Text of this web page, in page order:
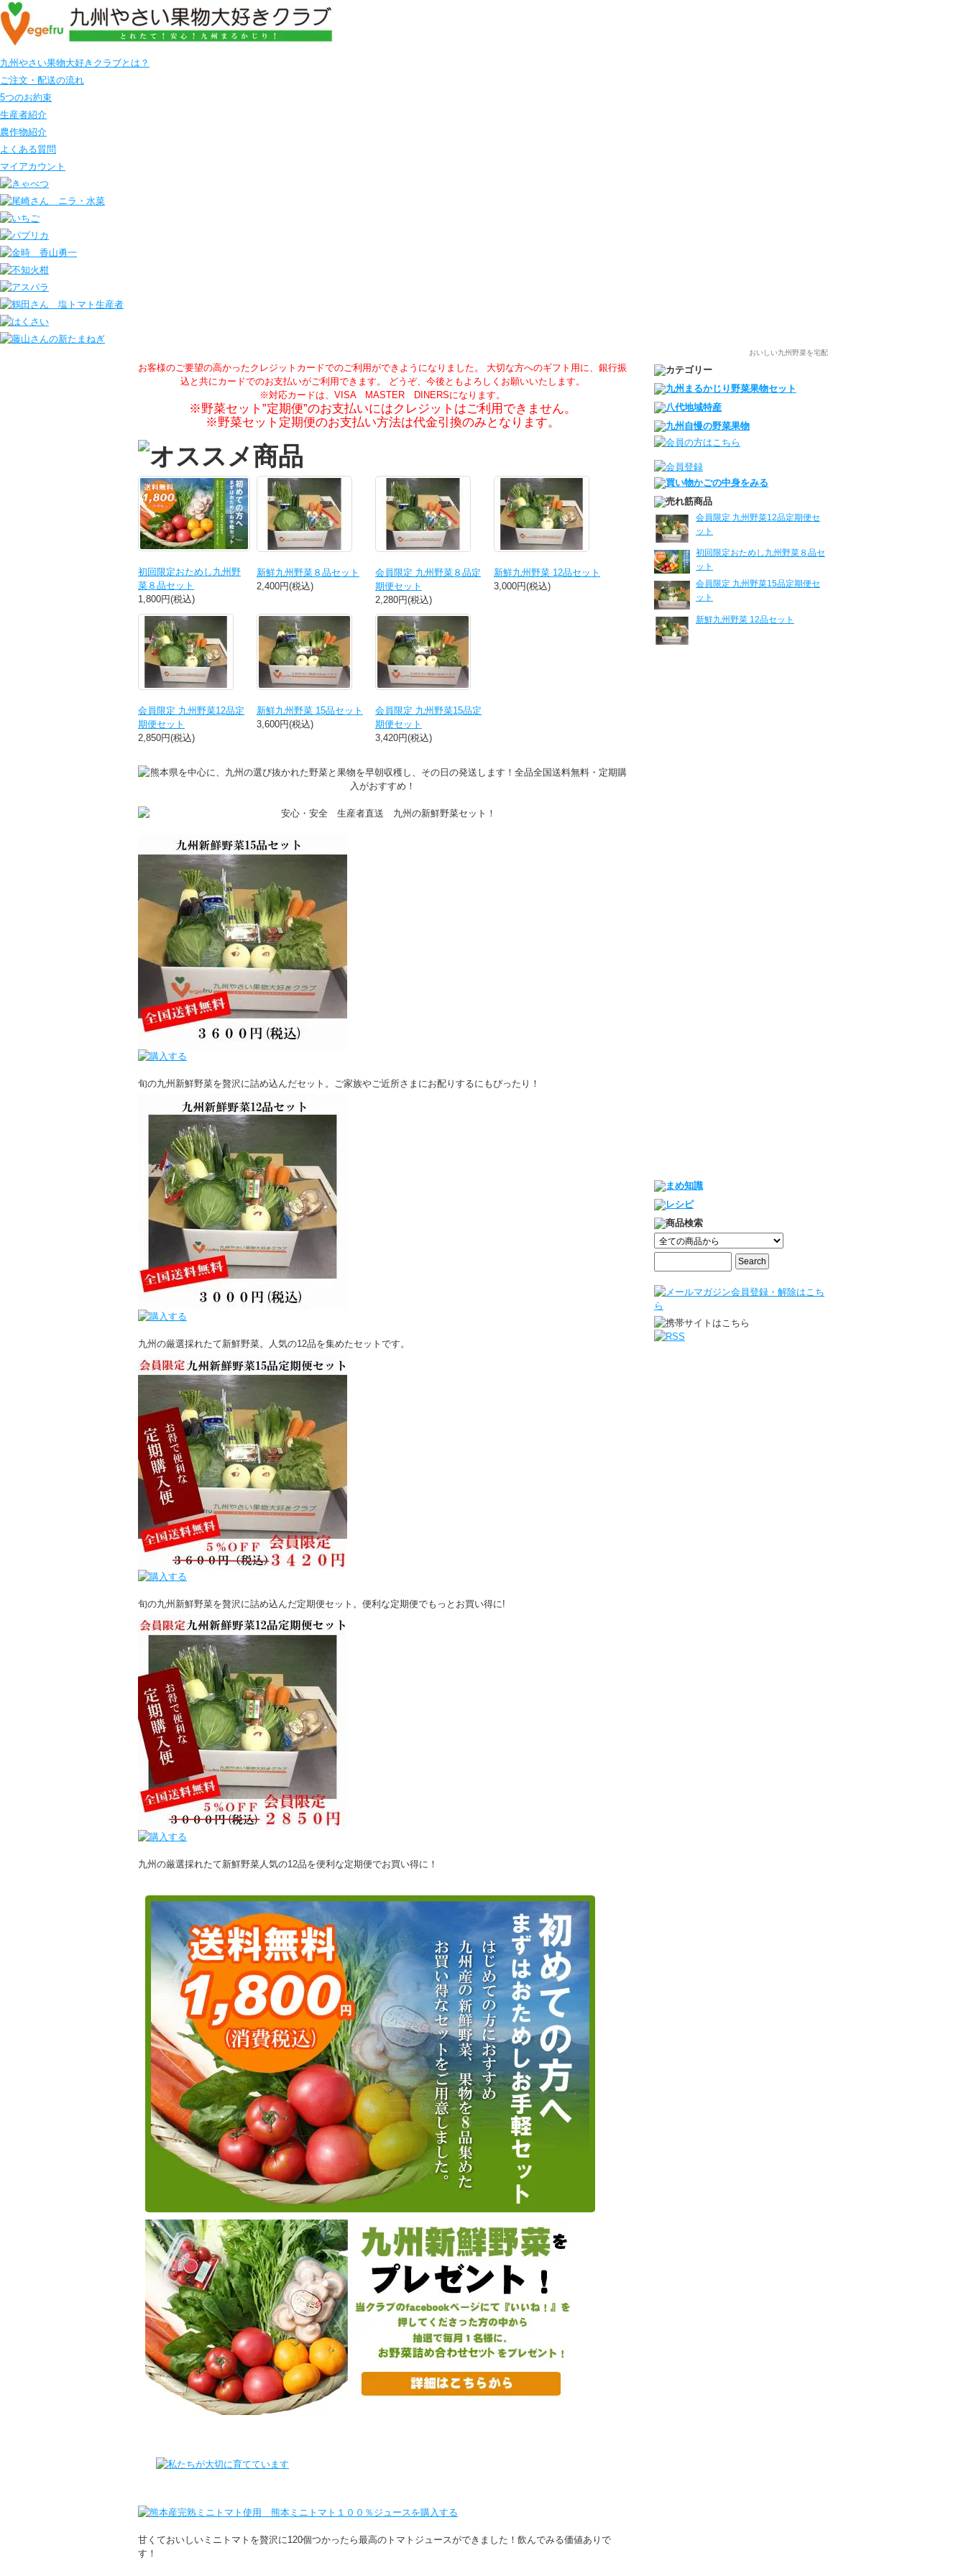
九州やさい果物大好きクラブとは？
ご注文・配送の流れ
5つのお約束
生産者紹介
農作物紹介
よくある質問
マイアカウント
おいしい九州野菜を宅配
お客様のご要望の高かったクレジットカードでのご利用ができようになりました。 大切な方へのギフト用に、銀行振
込と共にカードでのお支払いがご利用できます。 どうぞ、今後ともよろしくお願いいたします。
※対応カードは、VISA MASTER DINERSになります。
※野菜セット”定期便”のお支払いにはクレジットはご利用できません。
※野菜セット定期便のお支払い方法は代金引換のみとなります。
初回限定おためし九州野
菜８品セット
1,800円(税込)
新鮮九州野菜８品セット
2,400円(税込)
会員限定 九州野菜８品定
期便セット
2,280円(税込)
新鮮九州野菜 12品セット
3,000円(税込)
会員限定 九州野菜12品定
期便セット
2,850円(税込)
新鮮九州野菜 15品セット
3,600円(税込)
会員限定 九州野菜15品定
期便セット
3,420円(税込)
旬の九州新鮮野菜を贅沢に詰め込んだセット。ご家族やご近所さまにお配りするにもぴったり！
九州の厳選採れたて新鮮野菜。人気の12品を集めたセットです。
旬の九州新鮮野菜を贅沢に詰め込んだ定期便セット。便利な定期便でもっとお買い得に!
九州の厳選採れたて新鮮野菜人気の12品を便利な定期便でお買い得に！
甘くておいしいミニトマトを贅沢に120個つかったら最高のトマトジュースができました！飲んでみる価値ありで
す！
会員限定 九州野菜12品定期便セ
ット
初回限定おためし九州野菜８品セ
ット
会員限定 九州野菜15品定期便セ
ット
新鮮九州野菜 12品セット